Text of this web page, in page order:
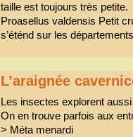
taille est toujours très petite.
Proasellus valdensis Petit
s’éténd sur les
L’araignée
Les insectes explorent
On en trouve parfois aux
> Méta menardi